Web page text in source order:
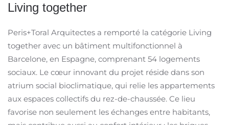
Living together
Peris+Toral Arquitectes a remporté la catégorie Living
together avec un bâtiment multifonctionnel à
Barcelone, en Espagne, comprenant 54 logements
sociaux. Le cœur innovant du projet réside dans son
atrium social bioclimatique, qui relie les appartements
aux espaces collectifs du rez-de-chaussée. Ce lieu
favorise non seulement les échanges entre habitants,